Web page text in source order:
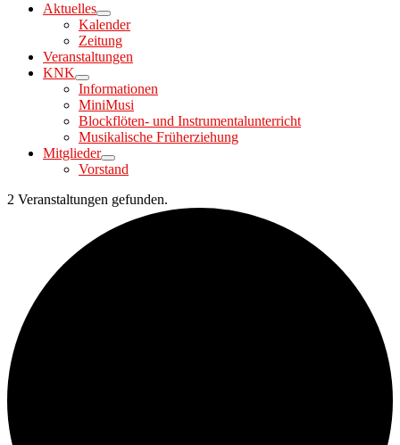
Aktuelles
Kalender
Zeitung
Veranstaltungen
KNK
Informationen
MiniMusi
Blockflöten- und Instrumentalunterricht
Musikalische Früherziehung
Mitglieder
Vorstand
2 Veranstaltungen gefunden.